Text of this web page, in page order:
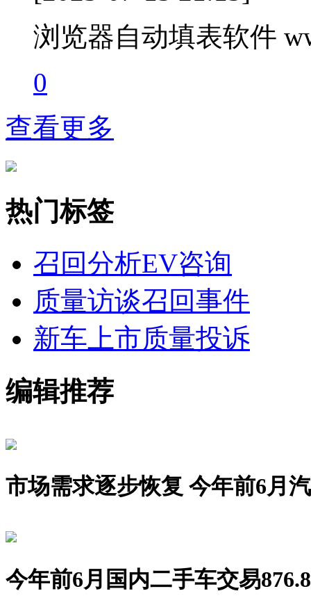
浏览器自动填表软件
0
查看更多
热门标签
召回分析EV咨询
质量访谈召回事件
新车上市质量投诉
编辑推荐
市场需求逐步恢复 今年前6月
今年前6月国内二手车交易